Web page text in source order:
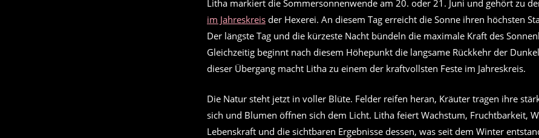
Litha markiert die Sommersonnenwende am 20. oder 21. Juni und gehört zu
im Jahreskreis der Hexerei. An diesem Tag erreicht die Sonne ihren höchsten
Der längste Tag und die kürzeste Nacht bündeln die maximale Kraft des
Gleichzeitig beginnt nach diesem Höhepunkt die langsame Rückkehr der
dieser Übergang macht Litha zu einem der kraftvollsten Feste im Jahreskreis.
Die Natur steht jetzt in voller Blüte. Felder reifen heran, Kräuter tragen ihre
sich und Blumen öffnen sich dem Licht. Litha feiert Wachstum, Fruchtbarkeit,
Lebenskraft und die sichtbaren Ergebnisse dessen, was seit dem Winter